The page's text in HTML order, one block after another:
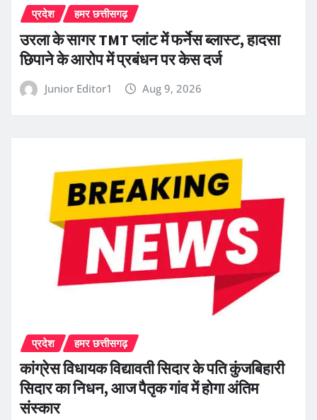
प्रदेश हमर छत्तीसगढ़
उरला के सागर TMT प्लांट में फर्नेस ब्लास्ट, हादसा
छिपाने के आरोप में प्रबंधन पर केस दर्ज
Junior Editor1 Aug 9, 2026
प्रदेश हमर छत्तीसगढ़
कांग्रेस विधायक विद्यावती सिदार के पति कुंजबिहारी
सिदार का निधन, आज पैतृक गांव में होगा अंतिम
संस्कार